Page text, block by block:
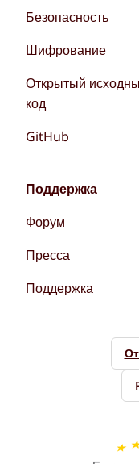
Безопасность
Шифрование
Открытый
код
GitHub
Поддержка
Форум
Пресса
Поддержка